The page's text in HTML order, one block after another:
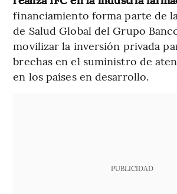
financiamiento forma parte de
de Salud Global del Grupo
movilizar la inversión privada
brechas en el suministro de
en los países en desarrollo.
PUBLICIDAD